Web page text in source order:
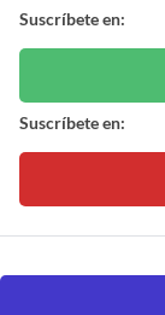
Suscríbete en:
Suscríbete en: